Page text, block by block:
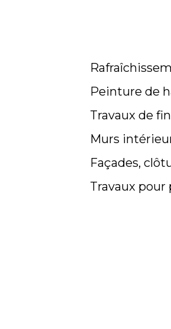
Peinture de
Travaux de
Murs
Façades,
Travaux